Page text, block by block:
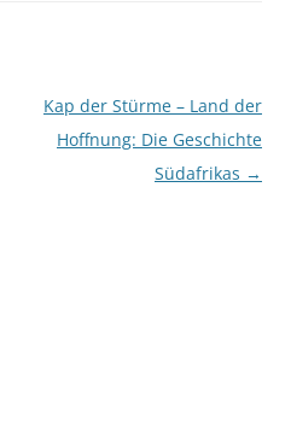
Kap der Stürme – Land der
Hoffnung: Die Geschichte
Südafrikas →